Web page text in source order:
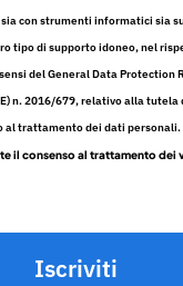
con strumenti informatici sia
tipo di supporto idoneo, nel
del General Data Protection
n. 2016/679, relativo alla tutela
al trattamento dei dati personali.
il consenso al trattamento dei
Iscriviti